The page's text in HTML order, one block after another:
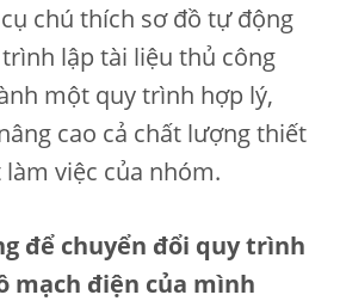
chú thích sơ đồ tự động
lập tài liệu thủ công
một quy trình hợp lý,
cao cả chất lượng thiết
việc của nhóm.
để chuyển đổi quy trình
mạch điện của mình